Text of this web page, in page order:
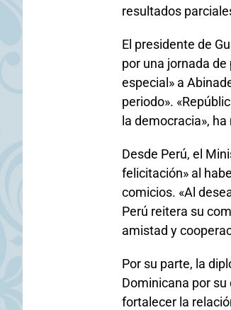
resultados
El presidente de
por una jornada
especial» a
periodo».
la democracia»,
Desde Perú, el
felicitación» al
comicios. «Al
Perú reitera su
amistad y
Por su parte, la
Dominicana por
fortalecer la